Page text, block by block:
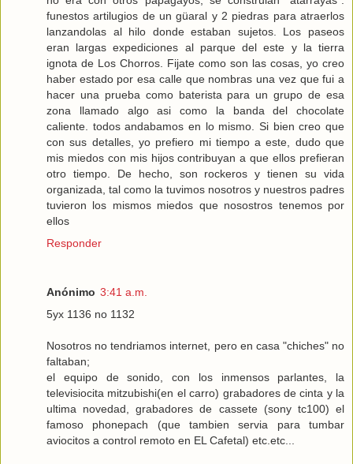
funestos artilugios de un güaral y 2 piedras para atraerlos
lanzandolas al hilo donde estaban sujetos. Los paseos
eran largas expediciones al parque del este y la tierra
ignota de Los Chorros. Fijate como son las cosas, yo creo
haber estado por esa calle que nombras una vez que fui a
hacer una prueba como baterista para un grupo de esa
zona llamado algo asi como la banda del chocolate
caliente. todos andabamos en lo mismo. Si bien creo que
con sus detalles, yo prefiero mi tiempo a este, dudo que
mis miedos con mis hijos contribuyan a que ellos prefieran
otro tiempo. De hecho, son rockeros y tienen su vida
organizada, tal como la tuvimos nosotros y nuestros padres
tuvieron los mismos miedos que nosostros tenemos por
ellos
Responder
Anónimo 3:41 a.m.
5yx 1136 no 1132
Nosotros no tendriamos internet, pero en casa "chiches" no
faltaban;
el equipo de sonido, con los inmensos parlantes, la
televisiocita mitzubishi(en el carro) grabadores de cinta y la
ultima novedad, grabadores de cassete (sony tc100) el
famoso phonepach (que tambien servia para tumbar
aviocitos a control remoto en EL Cafetal) etc.etc...